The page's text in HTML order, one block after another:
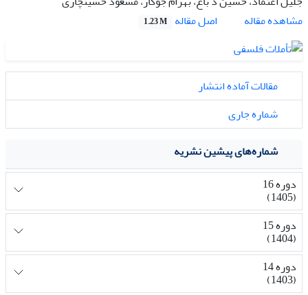
مشاهده مقاله
اصل مقاله 1.23 M
مقالات آماده انتشار
شماره جاری
شماره‌های پیشین نشریه
دوره 16
(1405)
دوره 15
(1404)
دوره 14
(1403)